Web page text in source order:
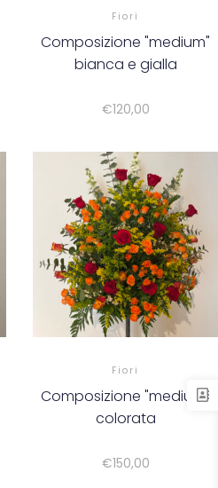
Fiori
Composizione "medium"
bianca e gialla
€120,00
Fiori
Composizione "medium"
colorata
€150,00